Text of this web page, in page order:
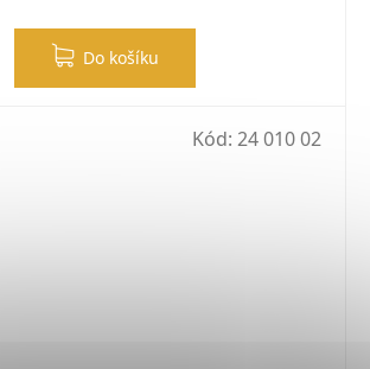
Do košíku
Kód: 24 010 02